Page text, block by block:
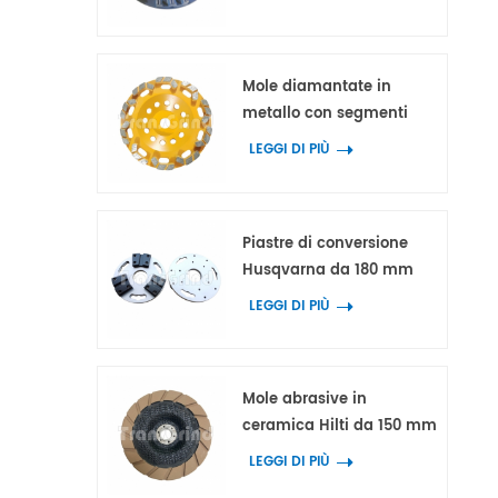
Mole diamantate in
metallo con segmenti
diamantati a blocchi a
LEGGI DI PIÙ
Piastre di conversione
Husqvarna da 180 mm
con 3 adattatori per
LEGGI DI PIÙ
Mole abrasive in
ceramica Hilti da 150 mm
per la lavorazione dei
LEGGI DI PIÙ